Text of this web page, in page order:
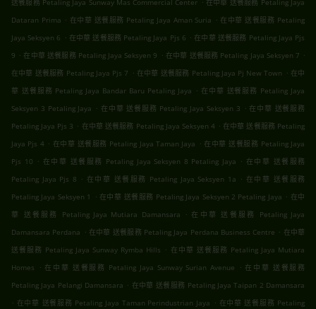
送餐服務 Petaling Jaya Sunway Mas Commercial Center
在中華 送餐服務 Petaling Jaya
Dataran Prima . 在中華 送餐服務 Petaling Jaya Aman Suria . 在中華 送餐服務 Petaling
Jaya Seksyen 6 . 在中華 送餐服務 Petaling Jaya Pjs 6 . 在中華 送餐服務 Petaling Jaya Pjs
9 . 在中華 送餐服務 Petaling Jaya Seksyen 9 . 在中華 送餐服務 Petaling Jaya Seksyen 7 .
在中華 送餐服務 Petaling Jaya Pjs 7 . 在中華 送餐服務 Petaling Jaya Pj New Town . 在中
華 送餐服務 Petaling Jaya Bandar Baru Petaling Jaya . 在中華 送餐服務 Petaling Jaya
Seksyen 3 Petaling Jaya . 在中華 送餐服務 Petaling Jaya Seksyen 3 . 在中華 送餐服務
Petaling Jaya Pjs 3 . 在中華 送餐服務 Petaling Jaya Seksyen 4 . 在中華 送餐服務 Petaling
Jaya Pjs 4 . 在中華 送餐服務 Petaling Jaya Taman Jaya . 在中華 送餐服務 Petaling Jaya
Pjs 10 . 在中華 送餐服務 Petaling Jaya Seksyen 8 Petaling Jaya . 在中華 送餐服務
Petaling Jaya Pjs 8 . 在中華 送餐服務 Petaling Jaya Seksyen 1a . 在中華 送餐服務
Petaling Jaya Seksyen 1
. 在中華 送餐服務 Petaling Jaya Seksyen 2 Petaling Jaya . 在中
華 送餐服務 Petaling Jaya Mutiara Damansara
. 在中華 送餐服務 Petaling Jaya
Damansara Perdana . 在中華 送餐服務 Petaling Jaya Perdana Business Centre . 在中華
送餐服務 Petaling Jaya Sunway Rymba Hills . 在中華 送餐服務 Petaling Jaya Mutiara
Homes
. 在中華 送餐服務 Petaling Jaya Sunway Surian Avenue . 在中華 送餐服務
Petaling Jaya Pelangi Damansara . 在中華 送餐服務 Petaling Jaya Taipan 2 Damansara
. 在中華 送餐服務 Petaling Jaya Taman Perindustrian Jaya . 在中華 送餐服務 Petaling